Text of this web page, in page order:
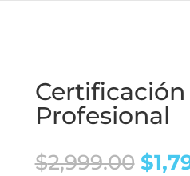
Profesional
$2,999.00 El
$